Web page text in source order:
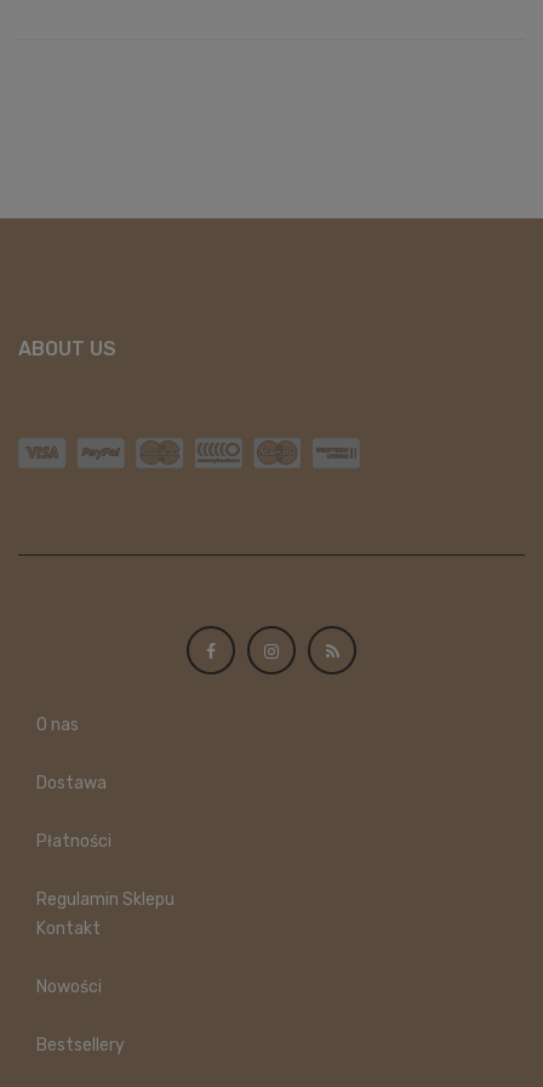
ABOUT US
O nas
Dostawa
Płatności
Regulamin Sklepu
Kontakt
Nowości
Bestsellery